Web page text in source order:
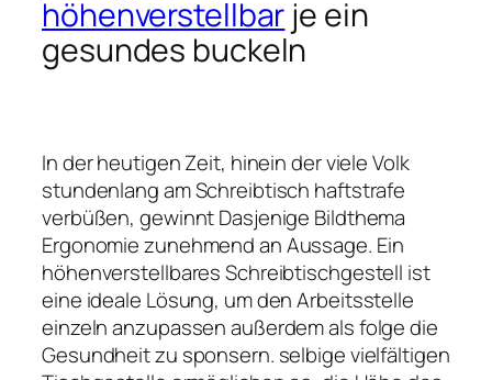
höhenverstellbar je ein
gesundes buckeln
In der heutigen Zeit, hinein der viele Volk
stundenlang am Schreibtisch haftstrafe
verbüßen, gewinnt Dasjenige Bildthema
Ergonomie zunehmend an Aussage. Ein
höhenverstellbares Schreibtischgestell ist
eine ideale Lösung, um den Arbeitsstelle
einzeln anzupassen außerdem als folge die
Gesundheit zu sponsern. selbige vielfältigen